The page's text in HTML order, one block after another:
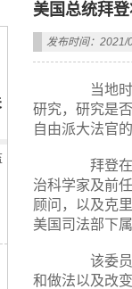
美国总统拜
发布时间：2021/
当地时间
研究，研究是
自由派大法官
拜登在当
治科学家及前
顾问，以及克
美国司法部下
该委员会
和做法以及改